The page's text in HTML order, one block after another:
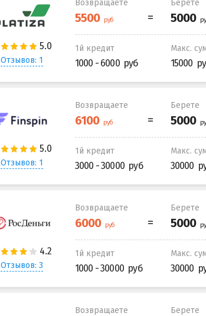
Отзывов: 1
Возвращаете Берете
1й кредит
1000 - 6000
Макс.
15000
Отзывов: 1
Возвращаете Берете
1й кредит
3000 - 30000
Макс.
30000
Отзывов: 3
Возвращаете Берете
1й кредит
1000 - 30000
Макс.
30000
Возвращаете Берете